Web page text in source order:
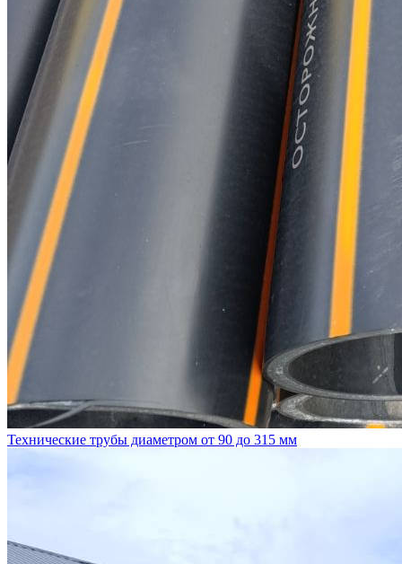
Технические трубы диаметром от 90 до 315 мм